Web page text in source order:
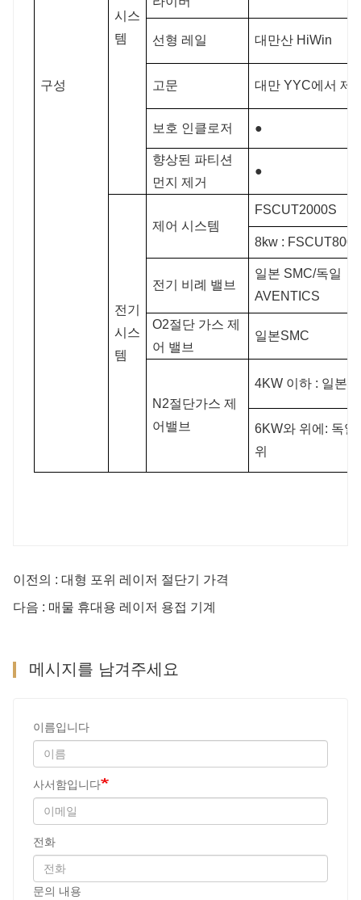
구성
시스
템
선형 레일 대만산 HiWin
고문 대만 YYC에서 제
보호 인클로저 ●
향상된 파티션
먼지 제거
●
전기
시스
템
제어 시스템
FSCUT2000S
8kw : FSCUT8000
전기 비례 밸브
일본 SMC/독일
AVENTICS
O2절단 가스 제
어 밸브
일본SMC
N2절단가스 제
어밸브
4KW 이하 : 일본
6KW와 위에: 독일
위
이전의 : 대형 포위 레이저 절단기 가격
다음 : 매물 휴대용 레이저 용접 기계
메시지를 남겨주세요
이름입니다
사서함입니다
전화
문의 내용